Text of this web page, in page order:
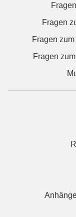
Fragen
Fragen
Fragen